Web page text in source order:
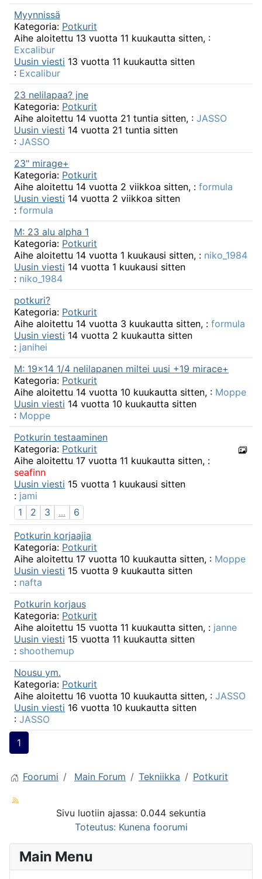
Main Menu
Myynnissä
Kategoria: Potkurit
Aihe aloitettu 13 vuotta 11 kuukautta sitten, :
Excalibur
Uusin viesti 13 vuotta 11 kuukautta sitten
: Excalibur
23 nelilapaa? jne
Kategoria: Potkurit
Aihe aloitettu 14 vuotta 21 tuntia sitten, : JASSO
Uusin viesti 14 vuotta 21 tuntia sitten
: JASSO
23" mirage+
Kategoria: Potkurit
Aihe aloitettu 14 vuotta 2 viikkoa sitten, : formula
Uusin viesti 14 vuotta 2 viikkoa sitten
: formula
M: 23 alu alpha 1
Kategoria: Potkurit
Aihe aloitettu 14 vuotta 1 kuukausi sitten, : niko_1984
Uusin viesti 14 vuotta 1 kuukausi sitten
: niko_1984
potkuri?
Kategoria: Potkurit
Aihe aloitettu 14 vuotta 3 kuukautta sitten, : formula
Uusin viesti 14 vuotta 2 kuukautta sitten
: janihei
M: 19x14 1/4 nelilapanen miltei uusi +19 mirace+
Kategoria: Potkurit
Aihe aloitettu 14 vuotta 10 kuukautta sitten, : Moppe
Uusin viesti 14 vuotta 10 kuukautta sitten
: Moppe
Potkurin testaaminen
Kategoria: Potkurit
Aihe aloitettu 17 vuotta 11 kuukautta sitten, :
seafinn
Uusin viesti 15 vuotta 1 kuukausi sitten
: jami
1
2 3 ...
6
Potkurin korjaajia
Kategoria: Potkurit
Aihe aloitettu 17 vuotta 10 kuukautta sitten, : Moppe
Uusin viesti 15 vuotta 9 kuukautta sitten
: nafta
Potkurin korjaus
Kategoria: Potkurit
Aihe aloitettu 15 vuotta 11 kuukautta sitten, : janne
Uusin viesti 15 vuotta 11 kuukautta sitten
: shoothemup
Nousu ym.
Kategoria: Potkurit
Aihe aloitettu 16 vuotta 10 kuukautta sitten, : JASSO
Uusin viesti 16 vuotta 10 kuukautta sitten
: JASSO
1
Foorumi Main Forum Tekniikka Potkurit
Sivu luotiin ajassa: 0.044 sekuntia
Toteutus: Kunena foorumi